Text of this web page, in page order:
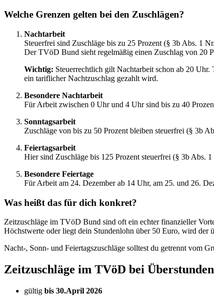
Welche Grenzen gelten bei den Zuschlägen?
Nachtarbeit
Steuerfrei sind Zuschläge bis zu 25 Prozent (§ 3b Abs. 1
Der TVöD Bund sieht regelmäßig einen Zuschlag von 20
Wichtig: Steuerrechtlich gilt Nachtarbeit schon ab 20
ein tariflicher Nachtzuschlag gezahlt wird.
Besondere Nachtarbeit
Für Arbeit zwischen 0 Uhr und 4 Uhr sind bis zu 40
Sonntagsarbeit
Zuschläge von bis zu 50 Prozent bleiben steuerfrei (§ 3b
Feiertagsarbeit
Hier sind Zuschläge bis 125 Prozent steuerfrei (§ 3b Abs.
Besondere Feiertage
Für Arbeit am 24. Dezember ab 14 Uhr, am 25. und 26.
Was heißt das für dich konkret?
Zeitzuschläge im TVöD Bund sind oft ein echter finanzieller
Höchstwerte oder liegt dein Stundenlohn über 50 Euro, wird der
Nacht-, Sonn- und Feiertagszuschläge solltest du getrennt vom
Zeitzuschläge im TVöD bei
gültig bis 30.April 2026